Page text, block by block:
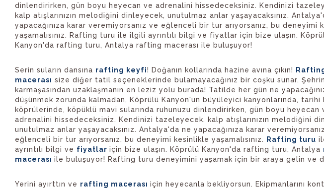
dinlendirirken, gün boyu heyecan ve adrenalini hissedeceksiniz. Kendinizi
kalp atışlarınızın melodiğini dinleyecek, unutulmaz anlar yaşayacaksınız.
yapacağınıza karar veremiyorsanız ve eğlenceli bir tur arıyorsanız, bu deneyimi
yaşamalısınız. Rafting turu ile ilgili ayrıntılı bilgi ve fiyatlar için bize ulaşın.
Kanyon'da rafting turu, Antalya rafting macerası ile buluşuyor!
Serin suların dansına rafting keyfi! Doğanın kollarında hazine avına çıkın!
macerası size diğer tatil seçeneklerinde bulamayacağınız bir coşku sunar. Şehrin
karmaşasından uzaklaşmanın en leziz yolu burada! Tatilde her gün ne
düşünmek zorunda kalmadan, Köprülü Kanyon'un büyüleyici kanyonlarında, tarihi
köprülerinde, köpüklü mavi sularında ruhunuzu dinlendirirken, gün boyu heyecan
adrenalini hissedeceksiniz. Kendinizi tazeleyecek, kalp atışlarınızın melodiğini
unutulmaz anlar yaşayacaksınız. Antalya'da ne yapacağınıza karar
eğlenceli bir tur arıyorsanız, bu deneyimi kesinlikle yaşamalısınız.
Rafting turu
ayrıntılı bilgi ve fiyatlar için bize ulaşın. Köprülü Kanyon'da rafting turu, Antalya
macerası ile buluşuyor! Rafting turu deneyimini yaşamak için bir araya gelin ve
Yerini ayırttın ve rafting macerası için heyecanla bekliyorsun. Ekipmanlarını